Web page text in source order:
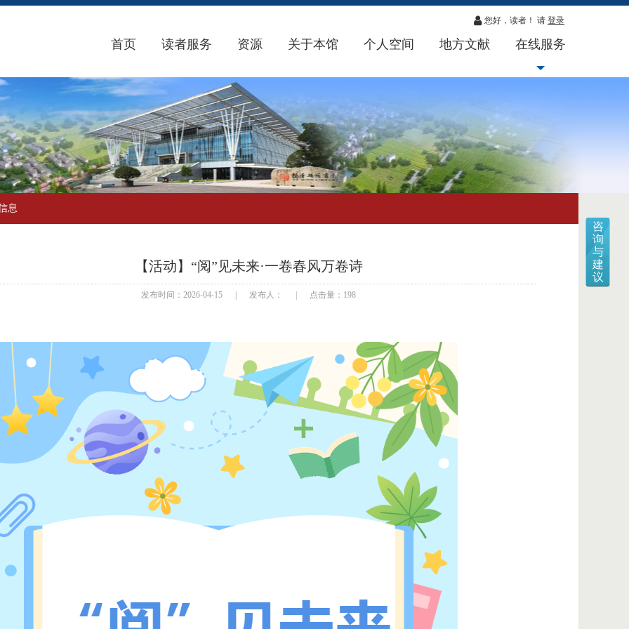
首页 读者服务 资源 关于本馆 个人空间 地方文献 在线服务
您好，读者！ 请 登录
咨
询
与
建
议
息
【活动】“阅”见未来·一卷春风万卷诗
发布时间：2026-04-15 发布人： 点击量：198